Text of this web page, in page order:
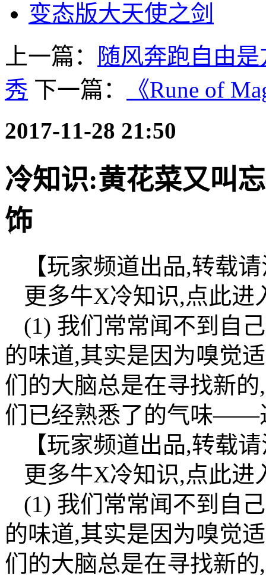
变态版大天使之剑
上一篇：
随风奔跑自由
秀 下一篇：
《Rune of
2017-11-28 21:50
冷知识:黄花菜又叫
饰
【玩家频道出品,转载
更多牛X冷知识,点此进
(1) 我们常常闻不到自
的味道,其实是因为嗅觉
们的大脑总是在寻找新
们已经熟悉了的气味——
【玩家频道出品,转载
更多牛X冷知识,点此进
(1) 我们常常闻不到自
的味道,其实是因为嗅觉
们的大脑总是在寻找新